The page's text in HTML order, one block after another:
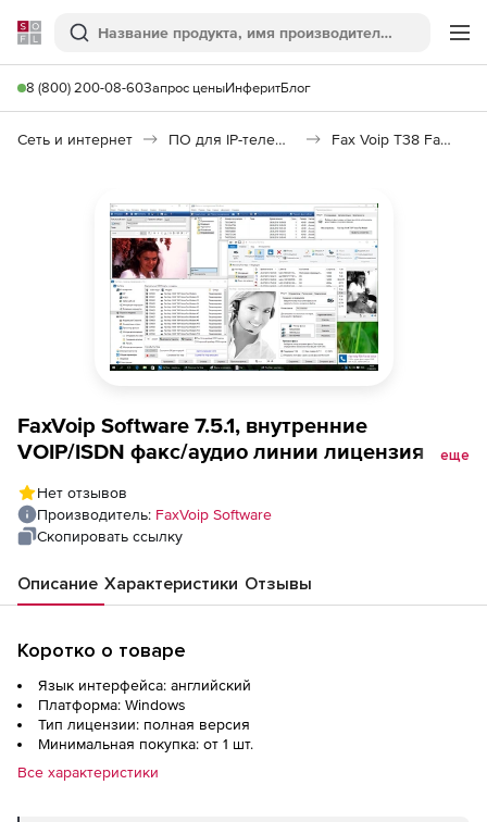
Softline
Поиск
8 (800) 200-08-60Запрос ценыИнферитБлог
Сеть и интернет ПО для IP-телефонии Fax Voip T38 Fax & Voice (русская версия)
FaxVoip Software 7.5.1, внутренние
VOIP/ISDN факс/аудио линии лицензия 4еще
Нет отзывов
Производитель: FaxVoip Software
Скопировать ссылку
Описание Характеристики Отзывы
Коротко о товаре
Язык интерфейса: английский
Платформа: Windows
Тип лицензии: полная версия
Минимальная покупка: от 1 шт.
Все характеристики